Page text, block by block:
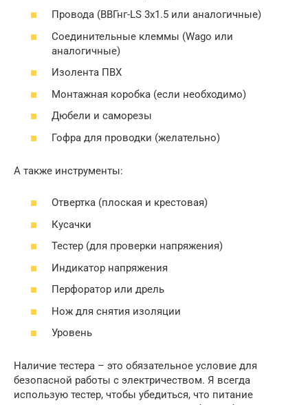
Провода (ВВГнг-LS 3х1.5 или аналогичные)
Соединительные клеммы (Wago или
аналогичные)
Изолента ПВХ
Монтажная коробка (если необходимо)
Дюбели и саморезы
Гофра для проводки (желательно)
А также инструменты:
Отвертка (плоская и крестовая)
Кусачки
Тестер (для проверки напряжения)
Индикатор напряжения
Перфоратор или дрель
Нож для снятия изоляции
Уровень
Наличие тестера – это обязательное условие для
безопасной работы с электричеством. Я всегда
использую тестер, чтобы убедиться, что питание